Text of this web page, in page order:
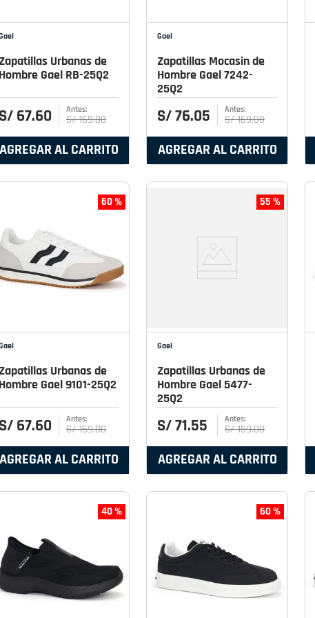
Urbanas de
Hombre Gael RB-25Q2
S/ 67.60 S/169.00
AGREGAR AL CARRITO
Gael
Zapatillas Mocasin de
Hombre Gael 7242-
25Q2
S/76.05 S/169.00
AGREGAR AL CARRITO
60 %
Urbanas de
Hombre Gael 9101-25Q2
S/ 67.60 S/169.00
AGREGAR AL CARRITO
55 %
Gael
Zapatillas Urbanas de
Hombre Gael 5477-
25Q2
S/71.55 S/159.00
AGREGAR AL CARRITO
40 % 60 %